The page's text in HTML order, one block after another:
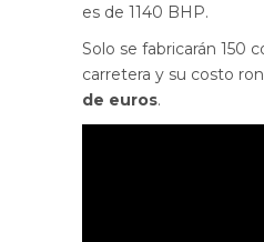
es de 1140 BHP.
Solo se fabricarán 150
carretera y su costo
de euros.